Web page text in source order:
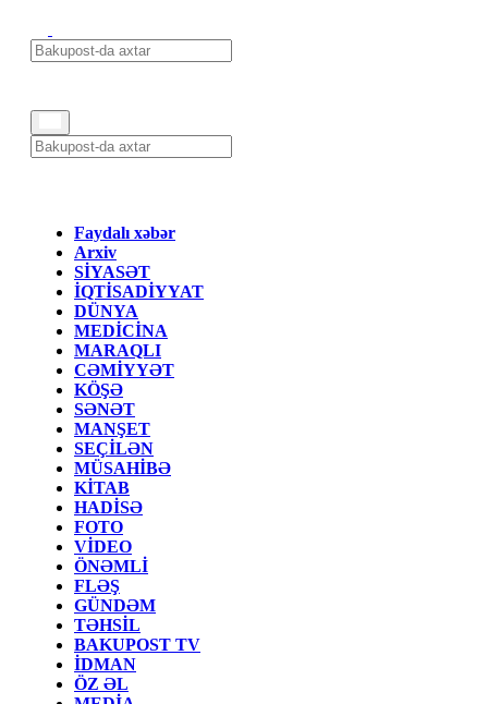
Faydalı xəbər
Arxiv
SİYASƏT
İQTİSADİYYAT
DÜNYA
MEDİCİNA
MARAQLI
CƏMİYYƏT
KÖŞƏ
SƏNƏT
MANŞET
SEÇİLƏN
MÜSAHİBƏ
KİTAB
HADİSƏ
FOTO
VİDEO
ÖNƏMLİ
FLƏŞ
GÜNDƏM
TƏHSİL
BAKUPOST TV
İDMAN
ÖZ ƏL